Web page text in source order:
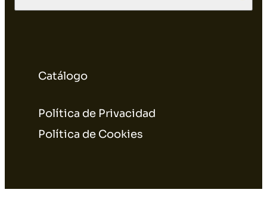
Catálogo
Política de Privacidad
Política de Cookies